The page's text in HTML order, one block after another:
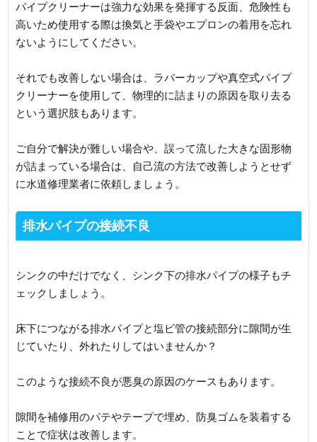
パイプクリーナーは強力な効果を発揮する反面、危険性も
高いため使用する際は換気と手袋やエプロンの着用を忘れ
ないようにしてください。
それでも改善しない場合は、ラバーカップや真空式パイプ
クリーナーを使用して、物理的に詰まりの原因を取り去る
という選択肢もあります。
ご自分で解決が難しい場合や、誤って流した大きな固形物
が詰まっている場合は、自己流の方法で改善しようとせず
に水道修理業者に依頼しましょう。
排水パイプの接続不良
シンクの中だけでなく、シンク下の排水パイプの様子もチ
ェックしましょう。
床下につながる排水パイプと塩ビ管の接続部分に隙間が生
じていたり、外れたりしてはいませんか？
このような接続不良が悪臭の原因のケースもあります。
隙間を補修用のパテやテープで埋め、防臭ゴムを装着する
ことで症状は改善します。